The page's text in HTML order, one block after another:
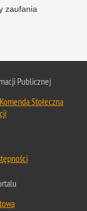
zaufania
Publicznej
Stołeczna